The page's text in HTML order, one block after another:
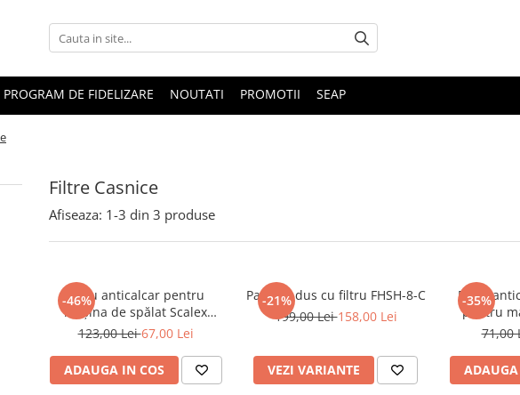
DE FIDELIZARE NOUTATI PROMOTII SEAP
Filtre Casnice
Afiseaza: 1-3 din 3 produse
-46%
Filtru anticalcar pentru
mașina de spălat Scalex
Ecosoft
123,00 Lei67,00 Lei
ADAUGA IN COS
-21%
Para de dus cu filtru FHSH-8-C
199,00 Lei158,00 Lei
VEZI VARIANTE
-35%
Filtru
pentru
71,00